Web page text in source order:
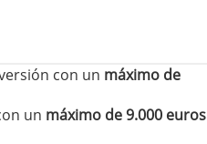
con un máximo de
un máximo de 9.000 euros